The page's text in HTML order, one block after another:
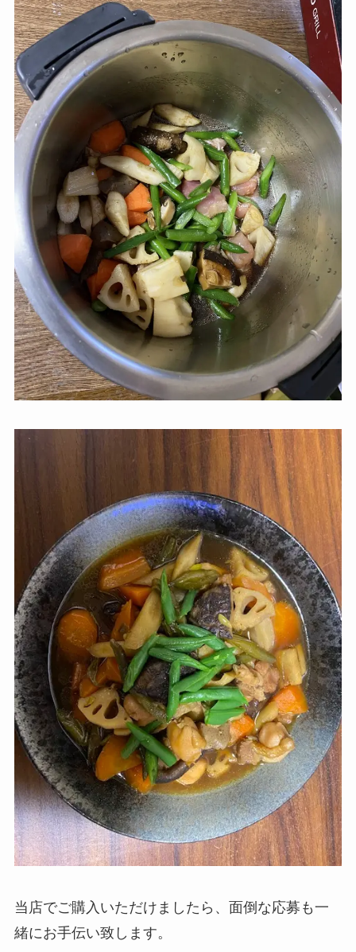
当店でご購入いただけましたら、面倒な応募も一
緒にお手伝い致します。